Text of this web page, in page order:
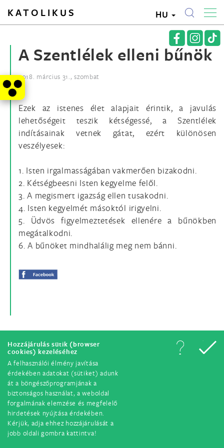
Hozzájárulás sütik (browser
cookies) kezeléséhez
A felhasználói élmény javítása
érdekében adatokat (sütiket) adunk
át a böngészőprogramjának a
biztonságos használat, a weboldal
forgalmának elemzése és megfelelő
hirdetések nyújtása érdekében.
Kérjük, adja ehhez hozzájárulását a
jobb oldali gombra kattintva!
KATOLIKUS HU
A Szentlélek elleni bűnök
2018. március 31., szombat
Ezek az istenes élet alapjait érintik, a javulás
lehetőségeit teszik kétségessé, a Szentlélek
indításainak vetnek gátat, ezért különösen
veszélyesek:
1. Isten irgalmasságában vakmerően bizakodni.
2. Kétségbeesni Isten kegyelme felől.
3. A megismert igazság ellen tusakodni.
4. Isten kegyelmét másoktól irigyelni.
5. Üdvös figyelmeztetések ellenére a bűnökben
megátalkodni.
6. A bűnöket mindhalálig meg nem bánni.
© Minden jog fenntartva. 2018.